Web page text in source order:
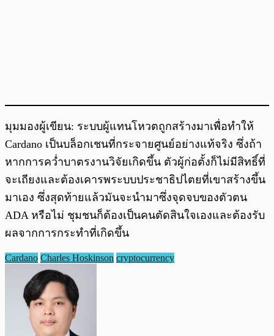
มุมมองผู้เขียน: ระบบผู้แทนโหวตถูกสร้างมาเพื่อทำให้
Cardano เป็นบล็อกเชนที่กระจายศูนย์อย่างแท้จริง ซึ่งถ้า
หากการคว่ำบาตรงานวิจัยเกิดขึ้น ตัวผู้ก่อตั้งก็ไม่มีสิทธิ์ที่
จะเถียงและต้องเคารพระบบประชาธิปไตยที่เขาสร้างขึ้น
มาเอง ซึ่งสุดท้ายแล้วมันจะนำมาซึ่งจุดจบของตัวตน
ADA หรือไม่ ชุมชนก็ต้องเป็นคนตัดสินใจเองและต้องรับ
ผลจากการกระทำที่เกิดขึ้น
Cardano Charles Hoskinson cryptocurrency